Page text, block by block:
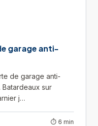
garage anti-
de garage anti-
sur
j…
⏱ 6 min